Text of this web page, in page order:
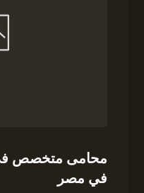
محامى متخصص فى
في مصر